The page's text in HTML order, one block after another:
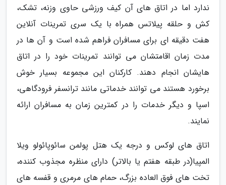
ندارد اما در اتاق های آن کیف ورزشی حاوی وزنه، تشک،
کش و حلقه پیلاتس همراه با یک سری تمرینات آنلاین
هفت دقیقه ای برای مسافران فراهم شده است و آن ها در
مدت زمان اقامتشان می توانند تمرینات خود را در اتاق
هایشان انجام دهند. کارکنان این مجموعه بسیار خوش
برخورد هستند می توانند خدماتی مانند ترانسفر فرودگاهی،
اسپا و دیگر خدمات را در کمترین زمان به مسافران ارائه
نمایند.
اتاق های لوکس و درجه یک هتل پولمن سائوپائولو ویلا
المپیا(در طبقه هفتم یا بالاتر) دارای منظره مجذوب کننده،
تخت های فوق العاده بزرگ، حمام های مرمری و قفسه های